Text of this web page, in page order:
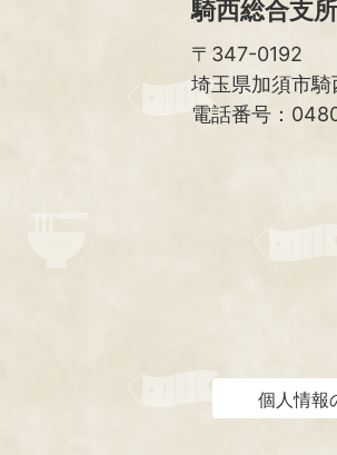
騎西総合支所
〒347-0192
埼玉県加須市騎
電話番号：
個人情報